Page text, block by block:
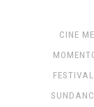
CINE